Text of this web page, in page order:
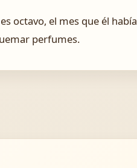
octavo, el mes que él había
perfumes.